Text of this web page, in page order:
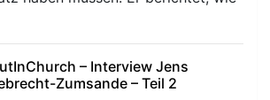
– Interview Jens
Zumsande – Teil 2